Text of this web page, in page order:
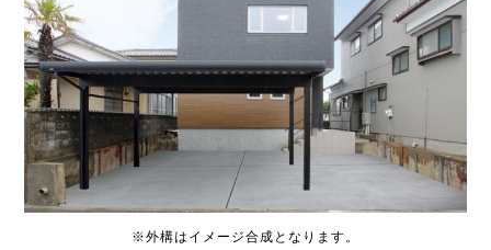
※外構はイメージ合成となります。